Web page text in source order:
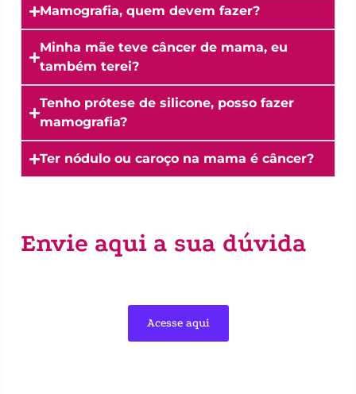
Mamografia, quem devem fazer?
Minha mãe teve câncer de mama, eu
também terei?
Tenho prótese de silicone, posso fazer
mamografia?
Ter nódulo ou caroço na mama é câncer?
Envie aqui a sua dúvida
Acesse aqui